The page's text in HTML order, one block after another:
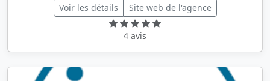
Voir les détails Site web de l'agence
4 avis